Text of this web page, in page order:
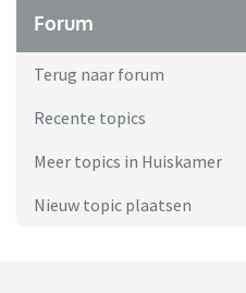
Forum
Terug naar forum
Recente topics
Meer topics in Huiskamer
Nieuw topic plaatsen